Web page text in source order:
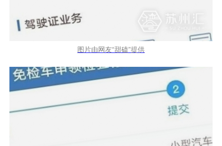
图片由网友“甜磕”提供